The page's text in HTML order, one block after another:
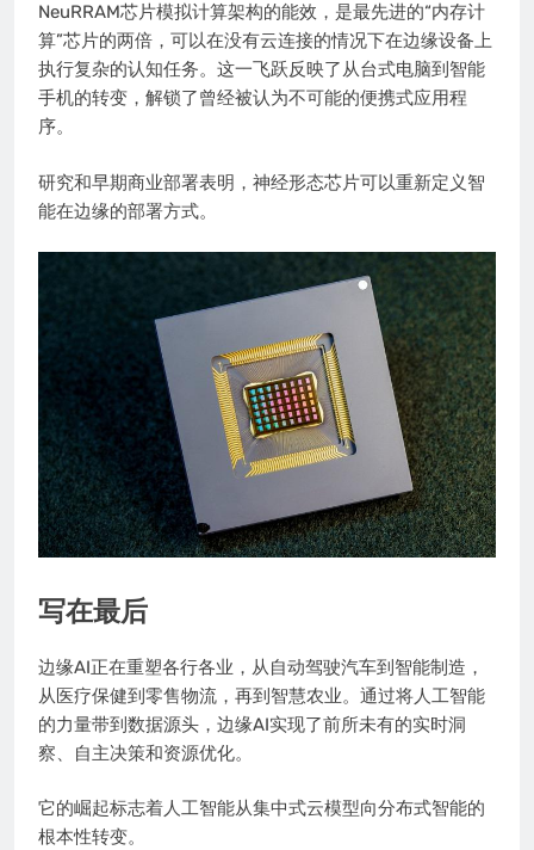
NeuRRAM芯片模拟计算架构的能效，是最先进的“内存计
算”芯片的两倍，可以在没有云连接的情况下在边缘设备上
执行复杂的认知任务。这一飞跃反映了从台式电脑到智能
手机的转变，解锁了曾经被认为不可能的便携式应用程
序。
研究和早期商业部署表明，神经形态芯片可以重新定义智
能在边缘的部署方式。
写在最后
边缘AI正在重塑各行各业，从自动驾驶汽车到智能制造，
从医疗保健到零售物流，再到智慧农业。通过将人工智能
的力量带到数据源头，边缘AI实现了前所未有的实时洞
察、自主决策和资源优化。
它的崛起标志着人工智能从集中式云模型向分布式智能的
根本性转变。